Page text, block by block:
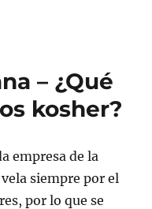
– ¿Qué
kosher?
empresa de la
siempre por el
por lo que se